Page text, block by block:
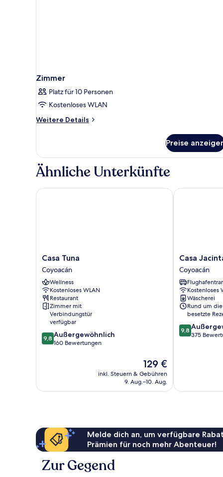
Zimmer
Platz für 10 Personen
Kostenloses WLAN
Weitere Details
Weitere
Preise
Ähnliche Unterkünfte
Casa
Tuna
Coyoacán
Casa Tuna
Coyoacán
Wellness
Kostenloses WLAN
Restaurant
Zimmer mit
Verbindungstür
verfügbar
9.8
von
9,8 Außergewöhnlich
160 Bewertungen
Der
Preis
beträgt
129 €
inkl. Steuern & Gebühren
9. Aug.–10. Aug.
Casa Tuna
Casa
Jacinta
Guest
House
Coyoacán
Casa
Coyoacán
Kostenloses
Wäscherei
Rund um
besetzte
9.8
von
9,8
375
Casa Jacinta
Melde dich an, um verfügbare
Prämien für noch mehr Abenteuer!
Zur Gegend